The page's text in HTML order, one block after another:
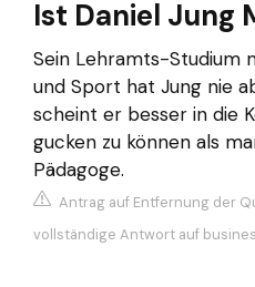
Ist Daniel Jung
Sein Lehramts-Studium
und Sport hat Jung nie
scheint er besser in die
gucken zu können als
Pädagoge.
Antrag auf Entfernung der
vollständige Antwort auf